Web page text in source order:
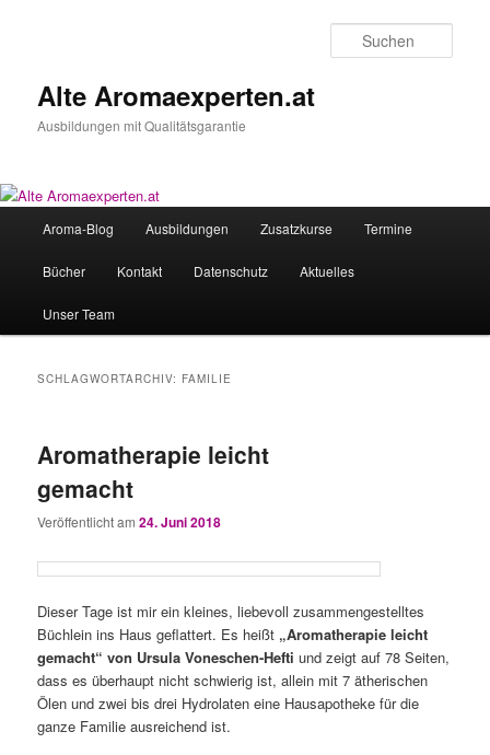
Alte Aromaexperten.at
Ausbildungen mit Qualitätsgarantie
Aroma-Blog Ausbildungen Zusatzkurse Termine
Bücher Kontakt Datenschutz Aktuelles
Unser Team
SCHLAGWORTARCHIV: FAMILIE
Aromatherapie leicht
gemacht
Veröffentlicht am24. Juni 2018
Dieser Tage ist mir ein kleines, liebevoll zusammengestelltes
Büchlein ins Haus geflattert. Es heißt „Aromatherapie leicht
gemacht“ von Ursula Voneschen-Hefti und zeigt auf 78 Seiten,
dass es überhaupt nicht schwierig ist, allein mit 7 ätherischen
Ölen und zwei bis drei Hydrolaten eine Hausapotheke für die
ganze Familie ausreichend ist.